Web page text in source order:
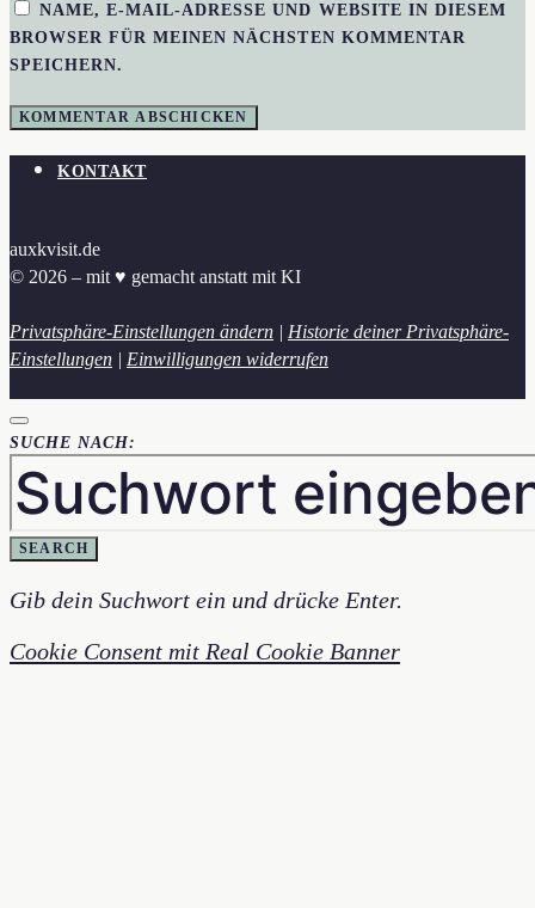
NAME, E-MAIL-ADRESSE UND WEBSITE IN DIESEM
BROWSER FÜR MEINEN NÄCHSTEN KOMMENTAR
SPEICHERN.
KONTAKT
auxkvisit.de
© 2026 – mit ♥︎ gemacht anstatt mit KI
Privatsphäre-Einstellungen ändern | Historie deiner Privatsphäre-
Einstellungen | Einwilligungen widerrufen
SUCHE NACH:
SEARCH
Gib dein Suchwort ein und drücke Enter.
Cookie Consent mit Real Cookie Banner